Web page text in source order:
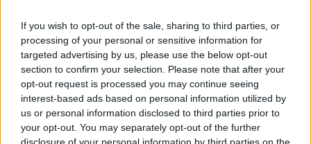
If you wish to opt-out of the sale, sharing to third parties, or
processing of your personal or sensitive information for
targeted advertising by us, please use the below opt-out
section to confirm your selection. Please note that after your
opt-out request is processed you may continue seeing
interest-based ads based on personal information utilized by
us or personal information disclosed to third parties prior to
your opt-out. You may separately opt-out of the further
disclosure of your personal information by third parties on the
Országos hírek